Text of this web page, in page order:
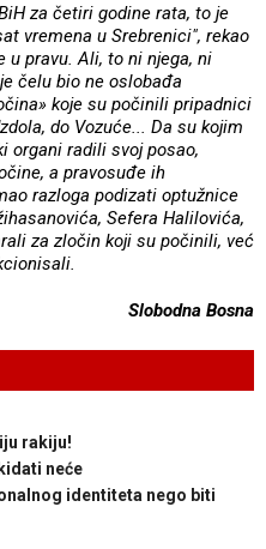
za četiri godine rata, to je
vremena u Srebrenici", rekao
u pravu. Ali, to ni njega, ni
čelu bio ne oslobađa
koje su počinili pripadnici
do Vozuće... Da su kojim
organi radili svoj posao,
a pravosuđe ih
razloga podizati optužnice
Sefera Halilovića,
za zločin koji su počinili, već
Slobodna Bosna
rakiju!
neće
identiteta nego biti